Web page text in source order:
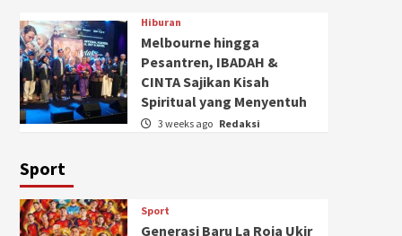
Hiburan
Melbourne hingga
Pesantren, IBADAH &
CINTA Sajikan Kisah
Spiritual yang Menyentuh
3 weeks ago Redaksi
Sport
Sport
Generasi Baru La Roja Ukir